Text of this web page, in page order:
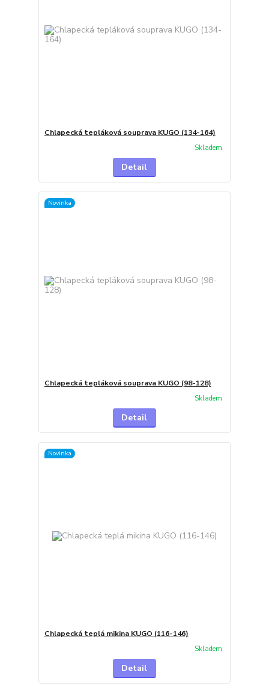
Chlapecká tepláková souprava KUGO (134-164)
Skladem
Detail
Novinka
Chlapecká tepláková souprava KUGO (98-128)
Skladem
Detail
Novinka
Chlapecká teplá mikina KUGO (116-146)
Skladem
Detail